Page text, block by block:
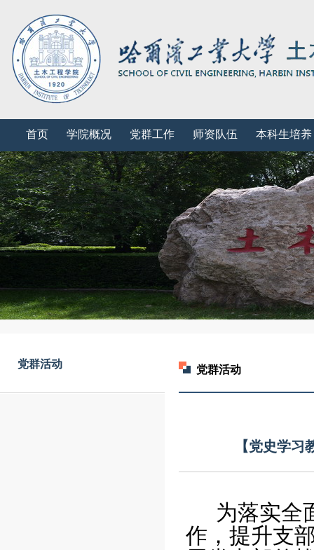
首页 学院概况 党群工作 师资队伍 本科生培养
党群活动 党群活动
【党史学
为落实全
作，提升支